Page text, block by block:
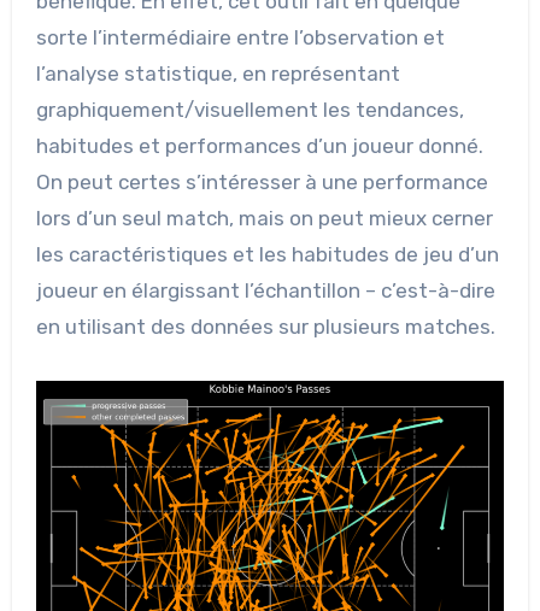
sorte l’intermédiaire entre l’observation et
l’analyse statistique, en représentant
graphiquement/visuellement les tendances,
habitudes et performances d’un joueur donné.
On peut certes s’intéresser à une performance
lors d’un seul match, mais on peut mieux cerner
les caractéristiques et les habitudes de jeu d’un
joueur en élargissant l’échantillon – c’est-à-dire
en utilisant des données sur plusieurs matches.